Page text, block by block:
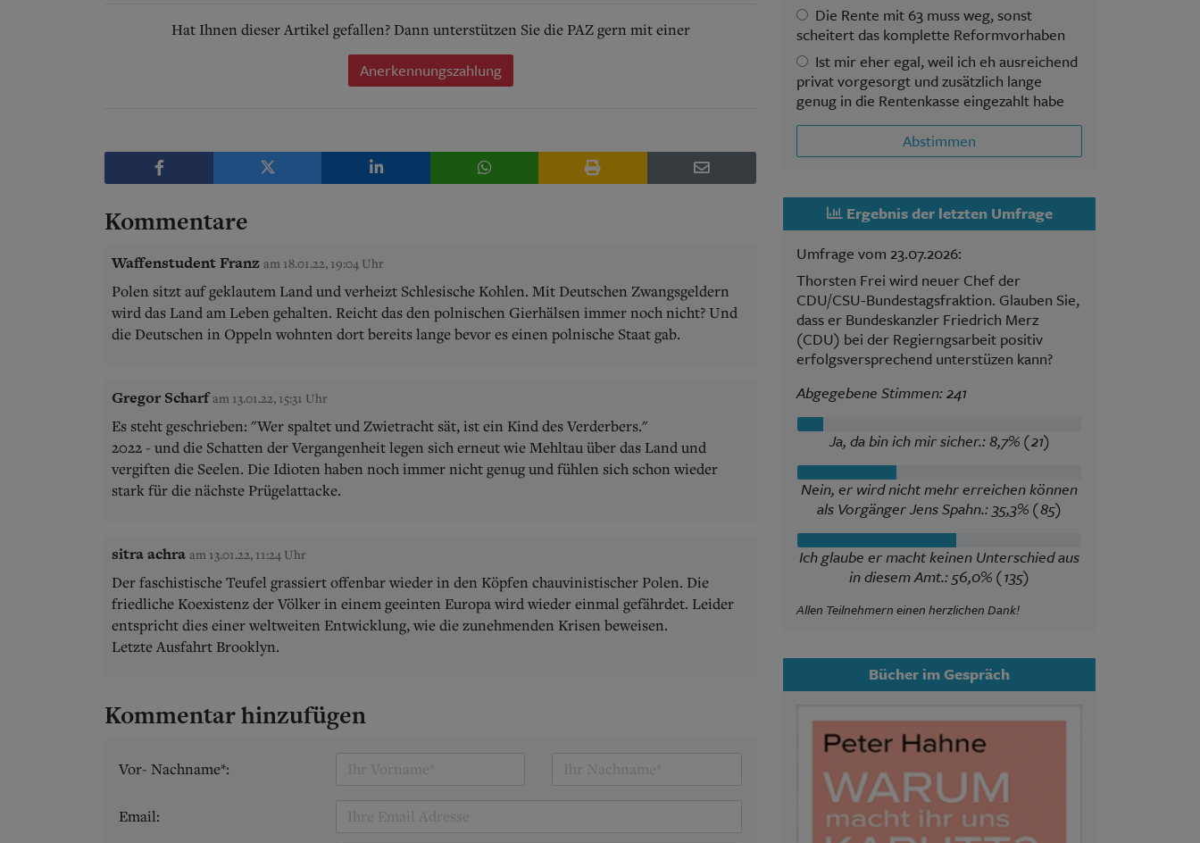
Hat Ihnen dieser Artikel gefallen? Dann unterstützen Sie die PAZ gern mit einer
Anerkennungszahlung
Kommentare
Waffenstudent Franz am 18.01.22, 19:04 Uhr
Polen sitzt auf geklautem Land und verheizt Schlesische Kohlen. Mit Deutschen Zwangsgeldern
wird das Land am Leben gehalten. Reicht das den polnischen Gierhälsen immer noch nicht? Und
die Deutschen in Oppeln wohnten dort bereits lange bevor es einen polnische Staat gab.
Gregor Scharf am 13.01.22, 15:31 Uhr
Es steht geschrieben: "Wer spaltet und Zwietracht sät, ist ein Kind des Verderbers."
2022 - und die Schatten der Vergangenheit legen sich erneut wie Mehltau über das Land und
vergiften die Seelen. Die Idioten haben noch immer nicht genug und fühlen sich schon wieder
stark für die nächste Prügelattacke.
sitra achra am 13.01.22, 11:24 Uhr
Der faschistische Teufel grassiert offenbar wieder in den Köpfen chauvinistischer Polen. Die
friedliche Koexistenz der Völker in einem geeinten Europa wird wieder einmal gefährdet. Leider
entspricht dies einer weltweiten Entwicklung, wie die zunehmenden Krisen beweisen.
Letzte Ausfahrt Brooklyn.
Kommentar hinzufügen
Vor- Nachname*:
Email:
Die Rente mit 63 muss weg, sonst
scheitert das komplette Reformvorhaben
Ist mir eher egal, weil ich eh ausreichend
privat vorgesorgt und zusätzlich lange
genug in die Rentenkasse eingezahlt habe
Abstimmen
Ergebnis der letzten Umfrage
Umfrage vom 23.07.2026:
Thorsten Frei wird neuer Chef der
CDU/CSU-Bundestagsfraktion. Glauben Sie,
dass er Bundeskanzler Friedrich Merz
(CDU) bei der Regierngsarbeit positiv
erfolgsversprechend unterstüzen kann?
Abgegebene Stimmen: 241
Ja, da bin ich mir sicher.: 8,7% (21)
Nein, er wird nicht mehr erreichen können
als Vorgänger Jens Spahn.: 35,3% (85)
Ich glaube er macht keinen Unterschied aus
in diesem Amt.: 56,0% (135)
Allen Teilnehmern einen herzlichen Dank!
Bücher im Gespräch